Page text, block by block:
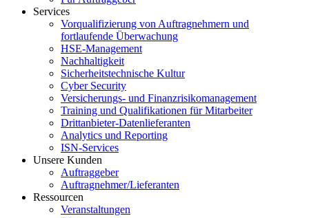
Services
Vorqualifizierung von Auftragnehmern und
fortlaufende Überwachung
HSE-Management
Nachhaltigkeit
Sicherheitstechnische Kultur
Cyber Security
Versicherungs- und Finanzrisikomanagement
Training und Qualifikationen für Mitarbeiter
Drittanbieter-Datenlieferanten
Analytics und Reporting
ISN-Services
Unsere Kunden
Auftraggeber
Auftragnehmer/Lieferanten
Ressourcen
Veranstaltungen